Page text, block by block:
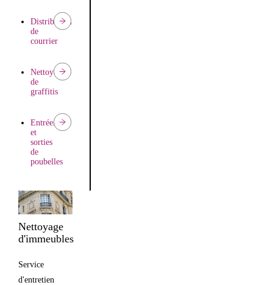
Distribution
de
courrier
Nettoyage
de
graffitis
Entrées
et
sorties
de
poubelles
Nettoyage
d'immeubles
Service
d'entretien